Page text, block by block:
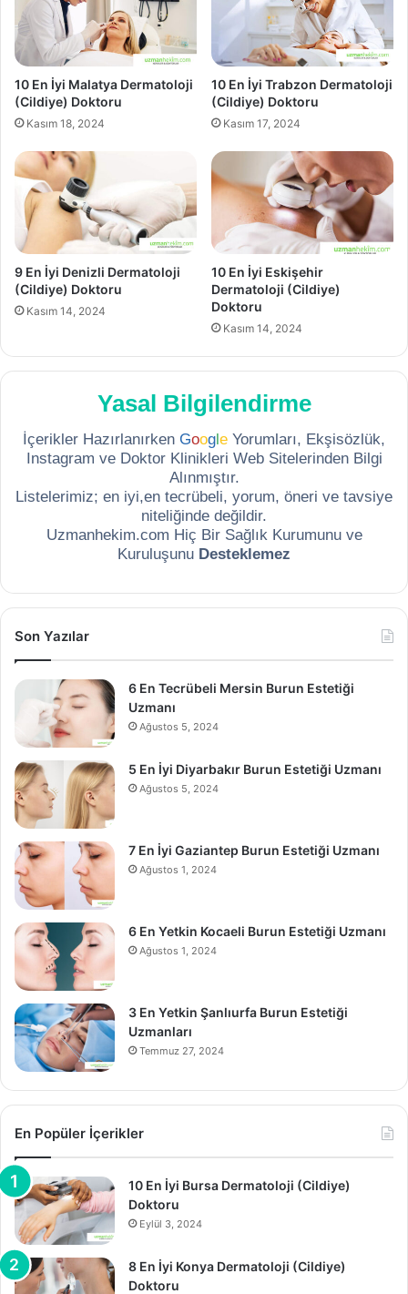
10 En İyi Malatya Dermatoloji
(Cildiye) Doktoru
Kasım 18, 2024
10 En İyi Trabzon Dermatoloji
(Cildiye) Doktoru
Kasım 17, 2024
9 En İyi Denizli Dermatoloji
(Cildiye) Doktoru
Kasım 14, 2024
10 En İyi Eskişehir
Dermatoloji (Cildiye)
Doktoru
Kasım 14, 2024
Yasal Bilgilendirme
İçerikler Hazırlanırken Google Yorumları, Ekşisözlük,
Instagram ve Doktor Klinikleri Web Sitelerinden Bilgi
Alınmıştır.
Listelerimiz; en iyi,en tecrübeli, yorum, öneri ve tavsiye
niteliğinde değildir.
Uzmanhekim.com Hiç Bir Sağlık Kurumunu ve
Kuruluşunu Desteklemez
Son Yazılar
6 En Tecrübeli Mersin Burun Estetiği
Uzmanı
Ağustos 5, 2024
5 En İyi Diyarbakır Burun Estetiği Uzmanı
Ağustos 5, 2024
7 En İyi Gaziantep Burun Estetiği Uzmanı
Ağustos 1, 2024
6 En Yetkin Kocaeli Burun Estetiği Uzmanı
Ağustos 1, 2024
3 En Yetkin Şanlıurfa Burun Estetiği
Uzmanları
Temmuz 27, 2024
En Popüler İçerikler
10 En İyi Bursa Dermatoloji (Cildiye)
Doktoru
Eylül 3, 2024
8 En İyi Konya Dermatoloji (Cildiye)
Doktoru